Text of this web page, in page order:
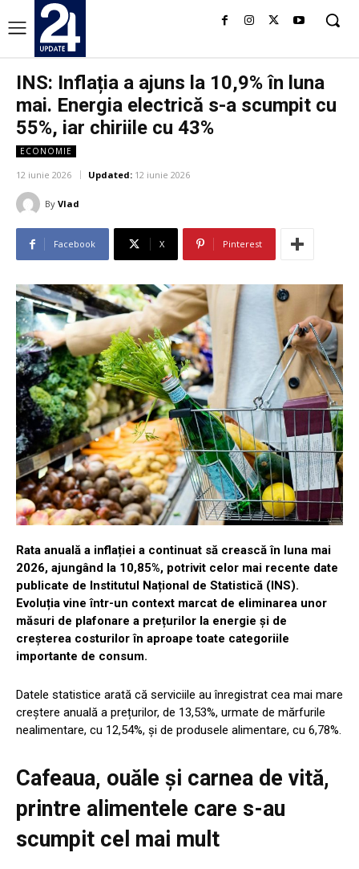
INS: Inflația a ajuns la 10,9% în luna
mai. Energia electrică s-a scumpit cu
55%, iar chiriile cu 43%
ECONOMIE
12 iunie 2026 Updated: 12 iunie 2026
By Vlad
Facebook X Pinterest
Rata anuală a inflației a continuat să crească în luna mai
2026, ajungând la 10,85%, potrivit celor mai recente date
publicate de Institutul Național de Statistică (INS).
Evoluția vine într-un context marcat de eliminarea unor
măsuri de plafonare a prețurilor la energie și de
creșterea costurilor în aproape toate categoriile
importante de consum.
Datele statistice arată că serviciile au înregistrat cea mai mare
creștere anuală a prețurilor, de 13,53%, urmate de mărfurile
nealimentare, cu 12,54%, și de produsele alimentare, cu 6,78%.
Cafeaua, ouăle și carnea de vită,
printre alimentele care s-au
scumpit cel mai mult